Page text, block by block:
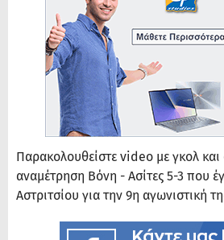
Παρακολουθείστε video με γκολ και
αναμέτρηση Βόνη - Ασίτες 5-3 που
Αστριτσίου για την 9η αγωνιστική